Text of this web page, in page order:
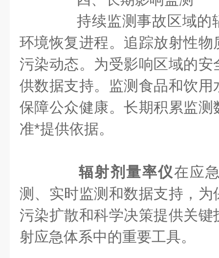
持续监测事故区域的
环境恢复进程。追踪放射性
污染动态。为受影响区域的
供数据支持。监测食品和饮
保障公众健康。长期积累监
准*提供依据。
辐射剂量率仪在应
测、实时监测和数据支持，
污染扩散和科学决策提供关
射应急体系中的重要工具。